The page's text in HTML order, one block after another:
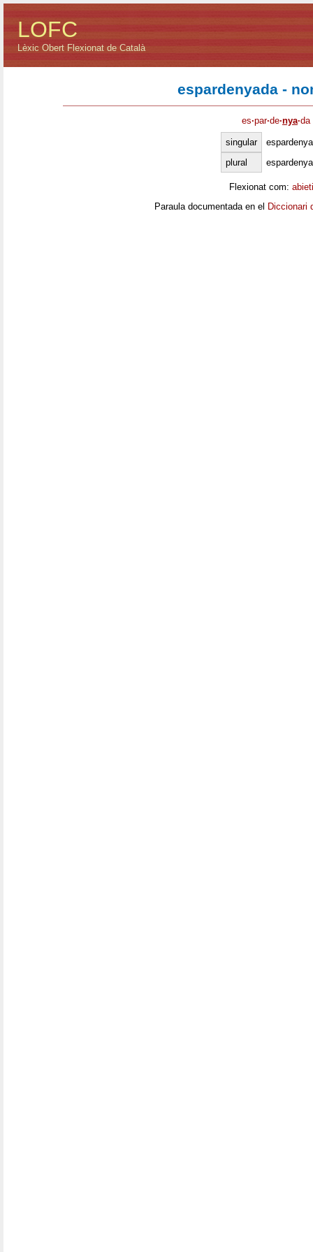
LOFC
Lèxic Obert Flexionat de Català
espardenyada -
es·par·de·nya·da
singular
plural
Flexionat com:
Paraula documentada en el Diccionari